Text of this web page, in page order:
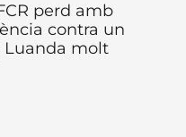
perd amb
contra un
Luanda molt